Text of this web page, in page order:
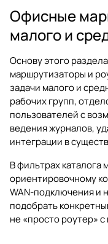
Офисные
малого и
Основу этого
маршрутизаторы и
задачи малого и
рабочих групп,
пользователей с
ведения журналов,
интеграции в
В фильтрах
ориентировочному
WAN-подключения и
подобрать
не «просто роутер»